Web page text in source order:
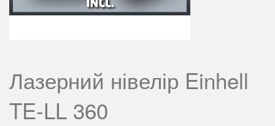
Лазерний нівелір Einhell
TE-LL 360